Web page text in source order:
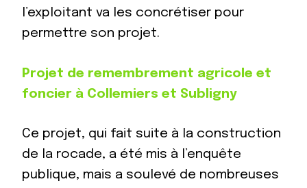
l’exploitant va les concrétiser pour
permettre son projet.
Projet de remembrement agricole et
foncier à Collemiers et Subligny
Ce projet, qui fait suite à la construction
de la rocade, a été mis à l’enquête
publique, mais a soulevé de nombreuses